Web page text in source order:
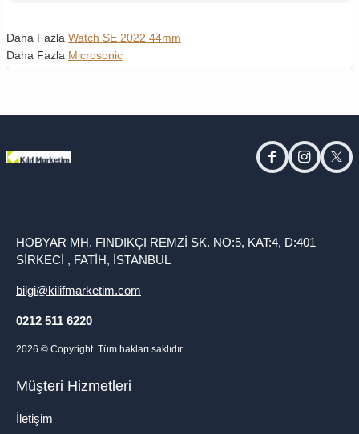
Daha Fazla Watch SE 2022 44mm
Daha Fazla Microsonic
facebookinstagram
HOBYAR MH. FINDIKÇI REMZİ SK. NO:5, KAT:4, D:401
SİRKECİ , FATİH, İSTANBUL
bilgi@kilifmarketim.com
0212 511 6220
2026 © Copyright. Tüm hakları saklıdır.
Müşteri Hizmetleri
İletişim